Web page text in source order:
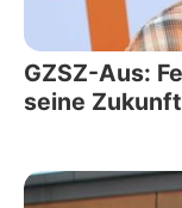
GZSZ-Aus:
seine